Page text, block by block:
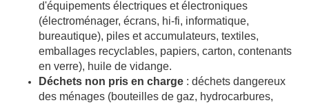
d'équipements électriques et électroniques
(électroménager, écrans, hi-fi, informatique,
bureautique), piles et accumulateurs, textiles,
emballages recyclables, papiers, carton, contenants
en verre), huile de vidange.
Déchets non pris en charge : déchets dangereux
des ménages (bouteilles de gaz, hydrocarbures,